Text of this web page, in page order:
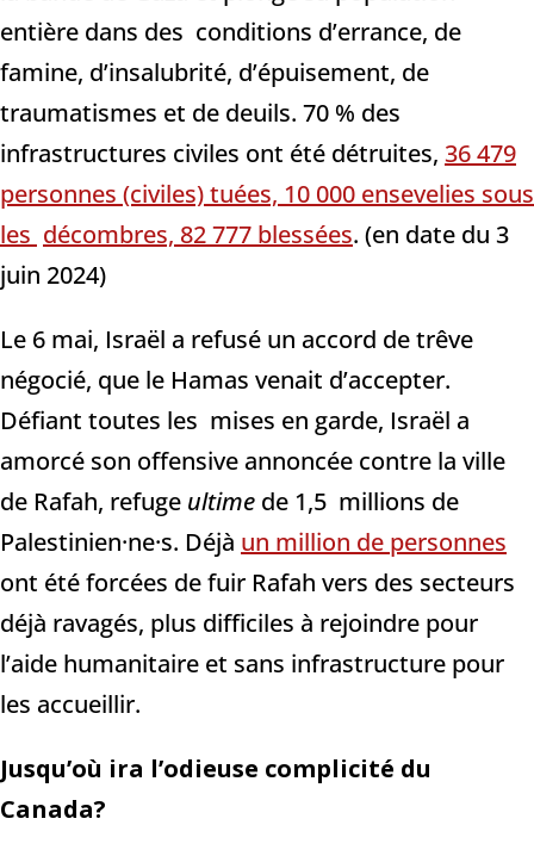
entière dans des conditions d’errance, de
famine, d’insalubrité, d’épuisement, de
traumatismes et de deuils. 70 % des
infrastructures civiles ont été détruites, 36 479
personnes (civiles) tuées, 10 000 ensevelies sous
les décombres, 82 777 blessées. (en date du 3
juin 2024)
Le 6 mai, Israël a refusé un accord de trêve
négocié, que le Hamas venait d’accepter.
Défiant toutes les mises en garde, Israël a
amorcé son offensive annoncée contre la ville
de Rafah, refuge ultime de 1,5 millions de
Palestinien·ne·s. Déjà un million de personnes
ont été forcées de fuir Rafah vers des secteurs
déjà ravagés, plus difficiles à rejoindre pour
l’aide humanitaire et sans infrastructure pour
les accueillir.
Jusqu’où ira l’odieuse complicité du
Canada?